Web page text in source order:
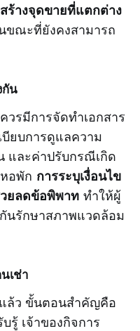
สร้างจุดขายที่แตกต่าง
ขณะที่ยังคงสามารถ
กัน
วรมีการจัดทำเอกสาร
ยบการดูแลความ
และค่าปรับกรณีเกิด
อพัก การระบุเงื่อนไข
ยลดข้อพิพาท ทำให้ผู้
นรักษาสภาพแวดล้อม
เช่า
แล้ว ขั้นตอนสำคัญคือ
รู้ เจ้าของกิจการ